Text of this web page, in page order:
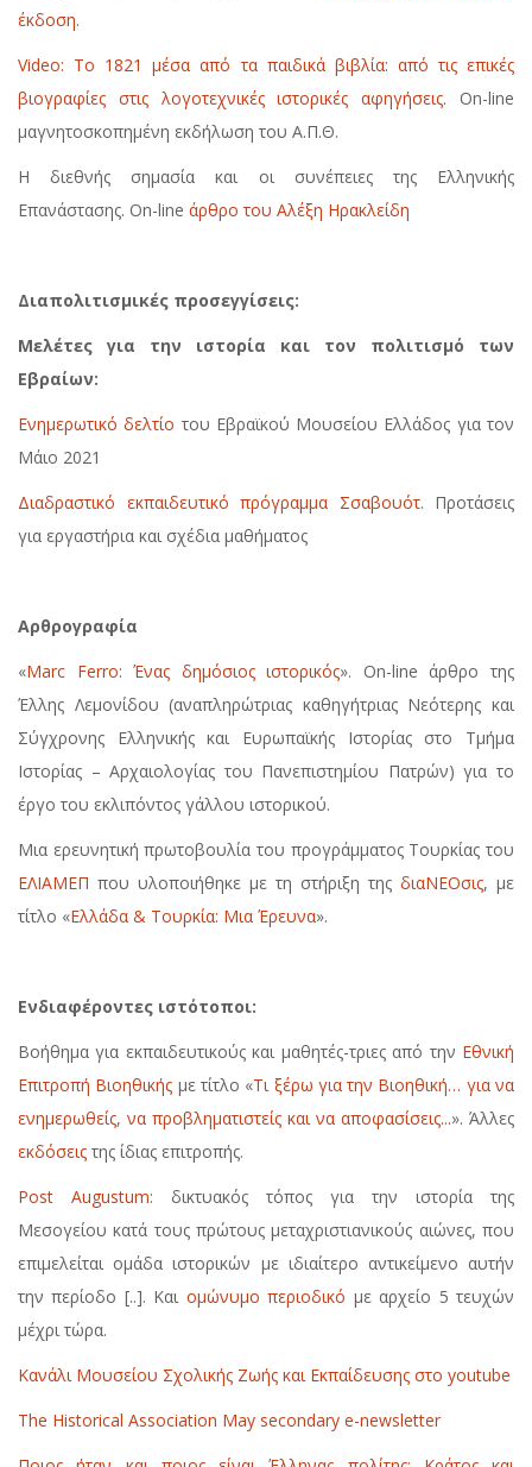
έκδοση.
Video: Το 1821 μέσα από τα παιδικά βιβλία: από τις επικές
βιογραφίες στις λογοτεχνικές ιστορικές αφηγήσεις. On-line
μαγνητοσκοπημένη εκδήλωση του Α.Π.Θ.
Η διεθνής σημασία και οι συνέπειες της Ελληνικής
Επανάστασης. On-line άρθρο του Αλέξη Ηρακλείδη
Διαπολιτισμικές προσεγγίσεις:
Μελέτες για την ιστορία και τον πολιτισμό των
Εβραίων:
Ενημερωτικό δελτίο του Εβραϊκού Μουσείου Ελλάδος για τον
Μάιο 2021
Διαδραστικό εκπαιδευτικό πρόγραμμα Σσαβουότ. Προτάσεις
για εργαστήρια και σχέδια μαθήματος
Αρθρογραφία
«Marc Ferro: Ένας δημόσιος ιστορικός». On-line άρθρο της
Έλλης Λεμονίδου (αναπληρώτριας καθηγήτριας Νεότερης και
Σύγχρονης Ελληνικής και Ευρωπαϊκής Ιστορίας στο Τμήμα
Ιστορίας – Αρχαιολογίας του Πανεπιστημίου Πατρών) για το
έργο του εκλιπόντος γάλλου ιστορικού.
Μια ερευνητική πρωτοβουλία του προγράμματος Τουρκίας του
ΕΛΙΑΜΕΠ που υλοποιήθηκε με τη στήριξη της διαΝΕΟσις, με
τίτλο «Ελλάδα & Τουρκία: Μια Έρευνα».
Ενδιαφέροντες ιστότοποι:
Βοήθημα για εκπαιδευτικούς και μαθητές-τριες από την Εθνική
Επιτροπή Βιοηθικής με τίτλο «Τι ξέρω για την Βιοηθική… για να
ενημερωθείς, να προβληματιστείς και να αποφασίσεις...». Άλλες
εκδόσεις της ίδιας επιτροπής.
Post Augustum: δικτυακός τόπος για την ιστορία της
Μεσογείου κατά τους πρώτους μεταχριστιανικούς αιώνες, που
επιμελείται ομάδα ιστορικών με ιδιαίτερο αντικείμενο αυτήν
την περίοδο [..]. Και ομώνυμο περιοδικό με αρχείο 5 τευχών
μέχρι τώρα.
Κανάλι Μουσείου Σχολικής Ζωής και Εκπαίδευσης στο youtube
The Historical Association May secondary e-newsletter